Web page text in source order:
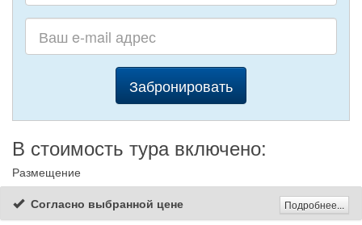
Забронировать
В стоимость тура включено:
Размещение
Согласно выбранной цене
Подробнее...